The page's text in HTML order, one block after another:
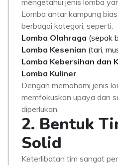
mengetahui jenis lomba
Lomba antar kampung
berbagai kategori, seperti:
Lomba Olahraga (sepak
Lomba Kesenian (tari,
Lomba Kebersihan dan
Lomba Kuliner
Dengan memahami jenis
memfokuskan upaya dan
diperlukan.
2. Bentuk
Solid
Keterlibatan tim sangat